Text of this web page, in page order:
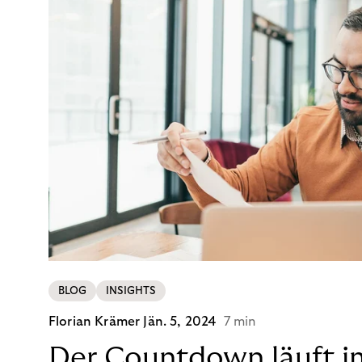
BLOG INSIGHTS
Florian Krämer Jän. 5, 2024 7 min